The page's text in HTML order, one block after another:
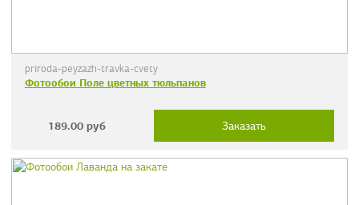
priroda-peyzazh-travka-cvety
Фотообои Поле цветных тюльпанов
189.00 руб Заказать